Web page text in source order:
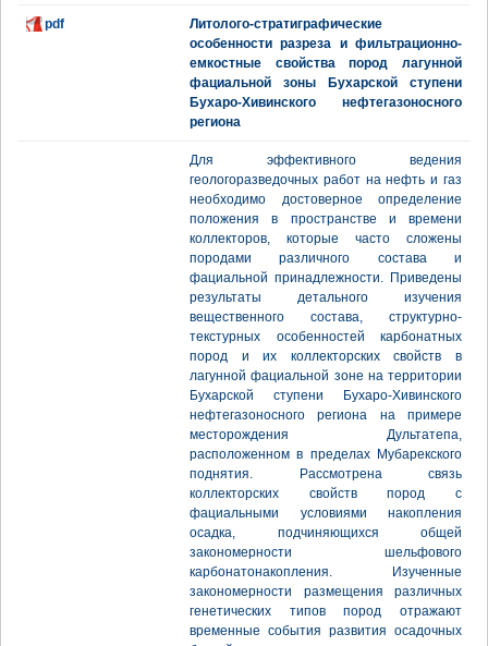
pdf
Литолого-стратиграфические
особенности разреза и фильтрационно-
емкостные свойства пород лагунной
фациальной зоны Бухарской ступени
Бухаро-Хивинского нефтегазоносного
региона
Для эффективного ведения
геологоразведочных работ на нефть и газ
необходимо достоверное определение
положения в пространстве и времени
коллекторов, которые часто сложены
породами различного состава и
фациальной принадлежности. Приведены
результаты детального изучения
вещественного состава, структурно-
текстурных особенностей карбонатных
пород и их коллекторских свойств в
лагунной фациальной зоне на территории
Бухарской ступени Бухаро-Хивинского
нефтегазоносного региона на примере
месторождения Дультатепа,
расположенном в пределах Мубарекского
поднятия. Рассмотрена связь
коллекторских свойств пород с
фациальными условиями накопления
осадка, подчиняющихся общей
закономерности шельфового
карбонатонакопления. Изученные
закономерности размещения различных
генетических типов пород отражают
временные события развития осадочных